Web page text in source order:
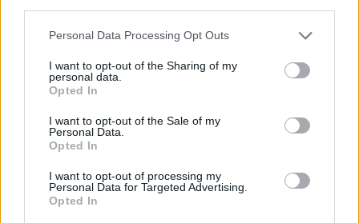
Personal Data Processing Opt Outs
I want to opt-out of the Sharing of my
personal data.
Opted In
I want to opt-out of the Sale of my
Personal Data.
Opted In
I want to opt-out of processing my
Personal Data for Targeted Advertising.
Opted In
Dirksčio skyrybas(6)
2026 m. rugpjūčio 6 d. 18:21
Lrytas.lt
Pastarosiomis dienomis socialiniuose
tinkluose netyla kalbos apie verslininkės,